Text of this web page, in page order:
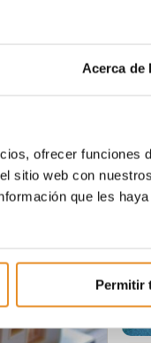
Acerca de
ofrecer funciones
sitio web con
que les
Permitir
con
con